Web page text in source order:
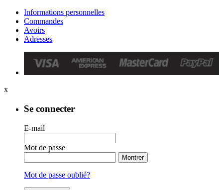
Informations personnelles
Commandes
Avoirs
Adresses
x
Se connecter
E-mail
Mot de passe
Montrer
Mot de passe oublié?